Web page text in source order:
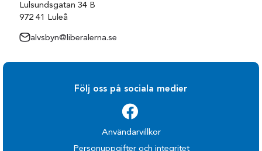
Lulsundsgatan 34 B
972 41 Luleå
alvsbyn@liberalerna.se
Följ oss på sociala medier
Användarvillkor
Personuppgifter och integritet